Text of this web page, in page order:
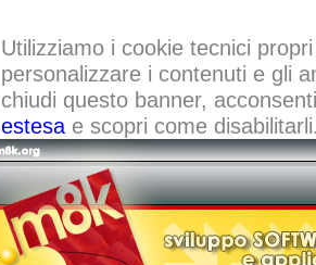
Utilizziamo i cookie tecnici
personalizzare i contenuti e gli
chiudi questo banner,
estesae scopri come